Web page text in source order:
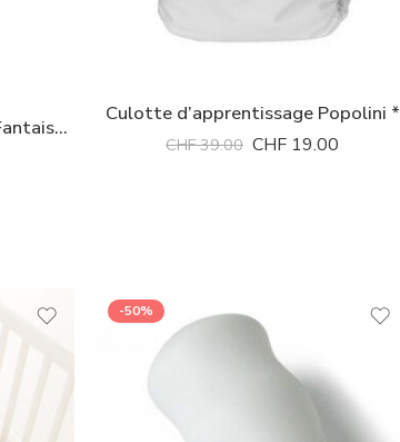
Coussin de pépins de raisin Fantaisy coeurs ass.
Culotte d’apprentissage Popolini *
CHF39.00 CHF 19.00
-50%